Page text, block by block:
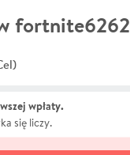
fortnite6262
wpłaty.
się liczy.